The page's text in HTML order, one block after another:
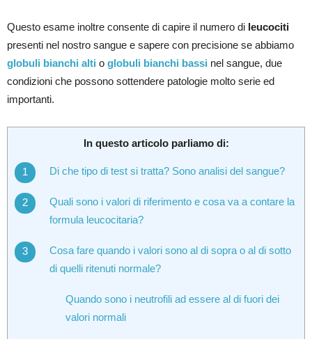
Questo esame inoltre consente di capire il numero di leucociti
presenti nel nostro sangue e sapere con precisione se abbiamo
globuli bianchi alti o globuli bianchi bassi nel sangue, due
condizioni che possono sottendere patologie molto serie ed
importanti.
In questo articolo parliamo di:
Di che tipo di test si tratta? Sono analisi del sangue?
Quali sono i valori di riferimento e cosa va a contare la
formula leucocitaria?
Cosa fare quando i valori sono al di sopra o al di sotto
di quelli ritenuti normale?
Quando sono i neutrofili ad essere al di fuori dei
valori normali